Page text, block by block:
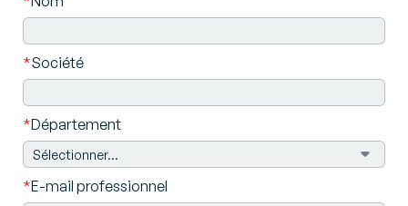
*Société
*Département
*E-mail professionnel